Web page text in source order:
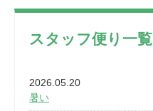
スタッフ便り一覧
2026.05.20
暑い